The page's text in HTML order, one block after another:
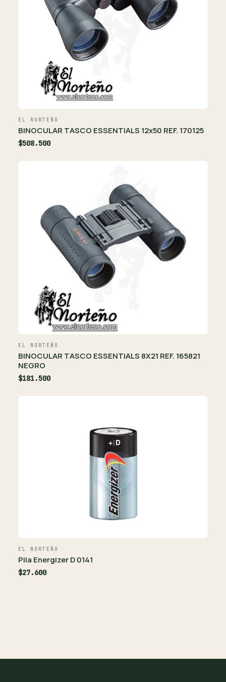
EL NORTEÑO
BINOCULAR TASCO ESSENTIALS 12x50 REF. 170125
$508.500
EL NORTEÑO
BINOCULAR TASCO ESSENTIALS 8X21 REF. 165821
NEGRO
$181.500
EL NORTEÑO
Pila Energizer D 0141
$27.600